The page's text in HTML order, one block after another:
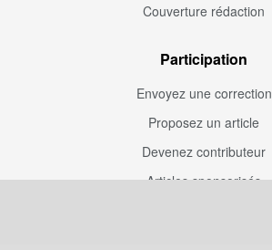
Couverture rédaction
Participation
Envoyez une correction
Proposez un article
Devenez contributeur
Articles sponsorisés